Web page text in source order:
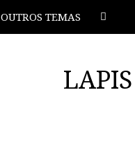
OUTROS TEMAS